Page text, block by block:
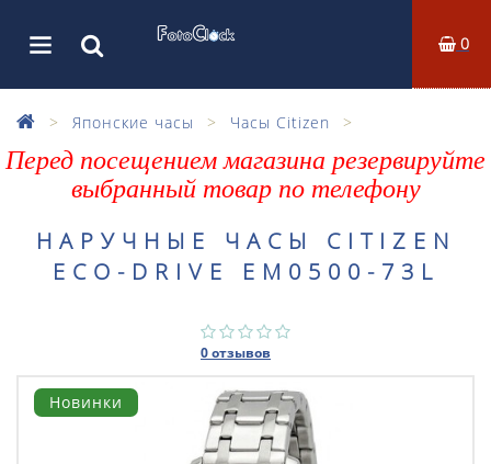
0
Японские часы Часы Citizen
Перед посещением магазина резервируйте
выбранный товар по телефону
НАРУЧНЫЕ ЧАСЫ CITIZEN
ECO-DRIVE EM0500-73L
0 отзывов
Новинки